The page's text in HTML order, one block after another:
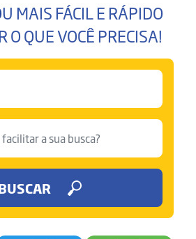
MAIS FÁCIL E RÁPIDO
O QUE VOCÊ PRECISA!